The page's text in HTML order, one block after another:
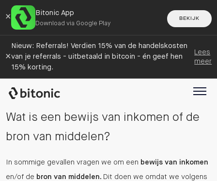
× Bitonic App
Download via Google Play
BEKIJK
×
Nieuw: Referrals! Verdien 15% van de handelskosten
van je referrals - uitbetaald in bitcoin - én geef hen
15% korting.
Lees
meer
Wat is een bewijs van inkomen of de
bron van middelen?
In sommige gevallen vragen we om een bewijs van inkomen
en/of de bron van middelen. Dit doen we omdat we volgens